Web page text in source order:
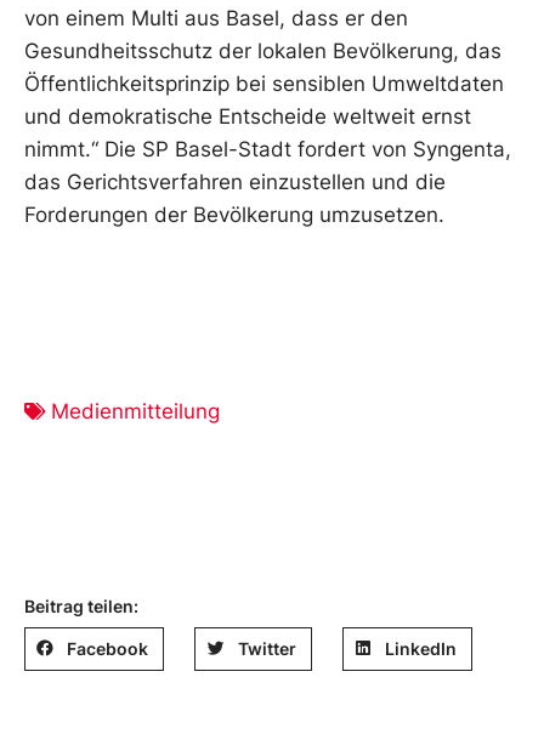
von einem Multi aus Basel, dass er den
Gesundheitsschutz der lokalen Bevölkerung, das
Öffentlichkeitsprinzip bei sensiblen Umweltdaten
und demokratische Entscheide weltweit ernst
nimmt.“ Die SP Basel-Stadt fordert von Syngenta,
das Gerichtsverfahren einzustellen und die
Forderungen der Bevölkerung umzusetzen.
Medienmitteilung
Beitrag teilen:
Facebook Twitter LinkedIn